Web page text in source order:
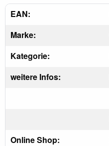
EAN:
Marke:
Kategorie:
weitere Infos:
Online Shop: